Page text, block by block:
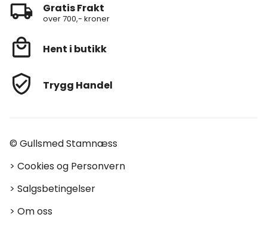
Gratis Frakt
over 700,- kroner
Hent i butikk
Trygg Handel
© Gullsmed Stamnæss
> Cookies og Personvern
> Salgsbetingelser
> Om oss